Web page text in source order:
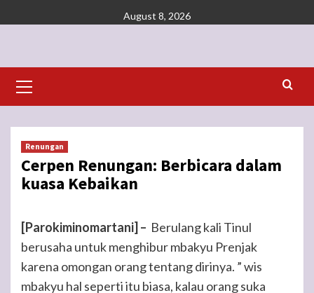
to
August 8, 2026
Menu
Renungan
Cerpen Renungan: Berbicara dalam
kuasa Kebaikan
[Parokiminomartani] – Berulang kali Tinul
berusaha untuk menghibur mbakyu Prenjak
karena omongan orang tentang dirinya. ” wis
mbakyu hal seperti itu biasa, kalau orang suka